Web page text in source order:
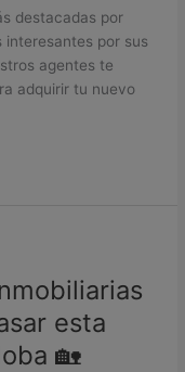
destacadas por
interesantes por sus
agentes te
adquirir tu nuevo
esta
🏡